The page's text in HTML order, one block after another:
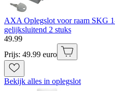
AXA Oplegslot voor raam SKG
gelijksluitend 2 stuks
49.99
Prijs: 49.99 euro
Bekijk alles in oplegslot